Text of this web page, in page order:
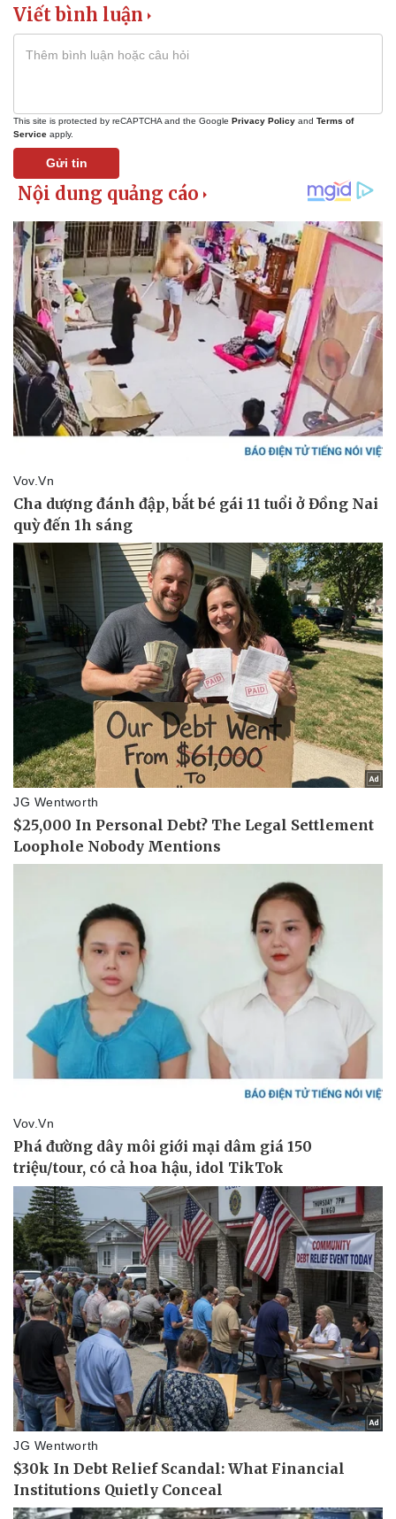
Doanh nghiệp
Doanh nghiệp 24h
Doanh nhân
Vì cộng đồng
Công nghệ
Sành điệu
Trải nghiệm
Chuyển đổi số
Sức khỏe
Dinh dưỡng - món ngon
Cây thuốc
Sản phụ khoa
Nhi khoa
Nam khoa
Làm đẹp - giảm cân
Phòng mạch online
Ăn sạch sống khỏe
Nhà đẹp
Blog
Tình yêu - Gia đình
Viết bình luận
This site is protected by reCAPTCHA and the Google Privacy Policy and Terms of
Service apply.
Gửi tin